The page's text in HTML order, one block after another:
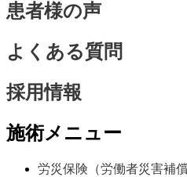
患者様の声
よくある質問
採用情報
施術メニュー
労災保険（労働者災害補